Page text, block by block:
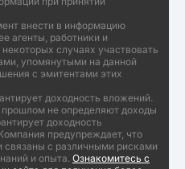
внести в информацию
агенты, работники и
случаях участвовать
упомянутыми на данной
с эмитентами этих
доходность вложений.
прошлом не определяют доходы
доходность
предупреждает, что
с различными рисками
и опыта. Ознакомитесь с